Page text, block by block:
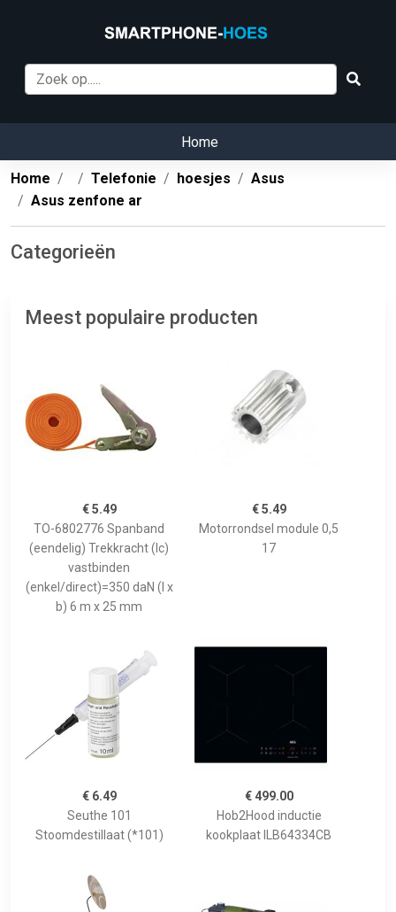
Home
Home Telefonie hoesjes
Asus
Asus zenfone ar
Categorieën
Meest populaire producten
€ 5.49
TO-6802776 Spanband
(eendelig) Trekkracht (lc)
vastbinden
(enkel/direct)=350 daN (l x
b) 6 m x 25 mm
€ 5.49
Motorrondsel module 0,5
17
€ 6.49
Seuthe 101
Stoomdestillaat (*101)
€ 499.00
Hob2Hood inductie
kookplaat ILB64334CB